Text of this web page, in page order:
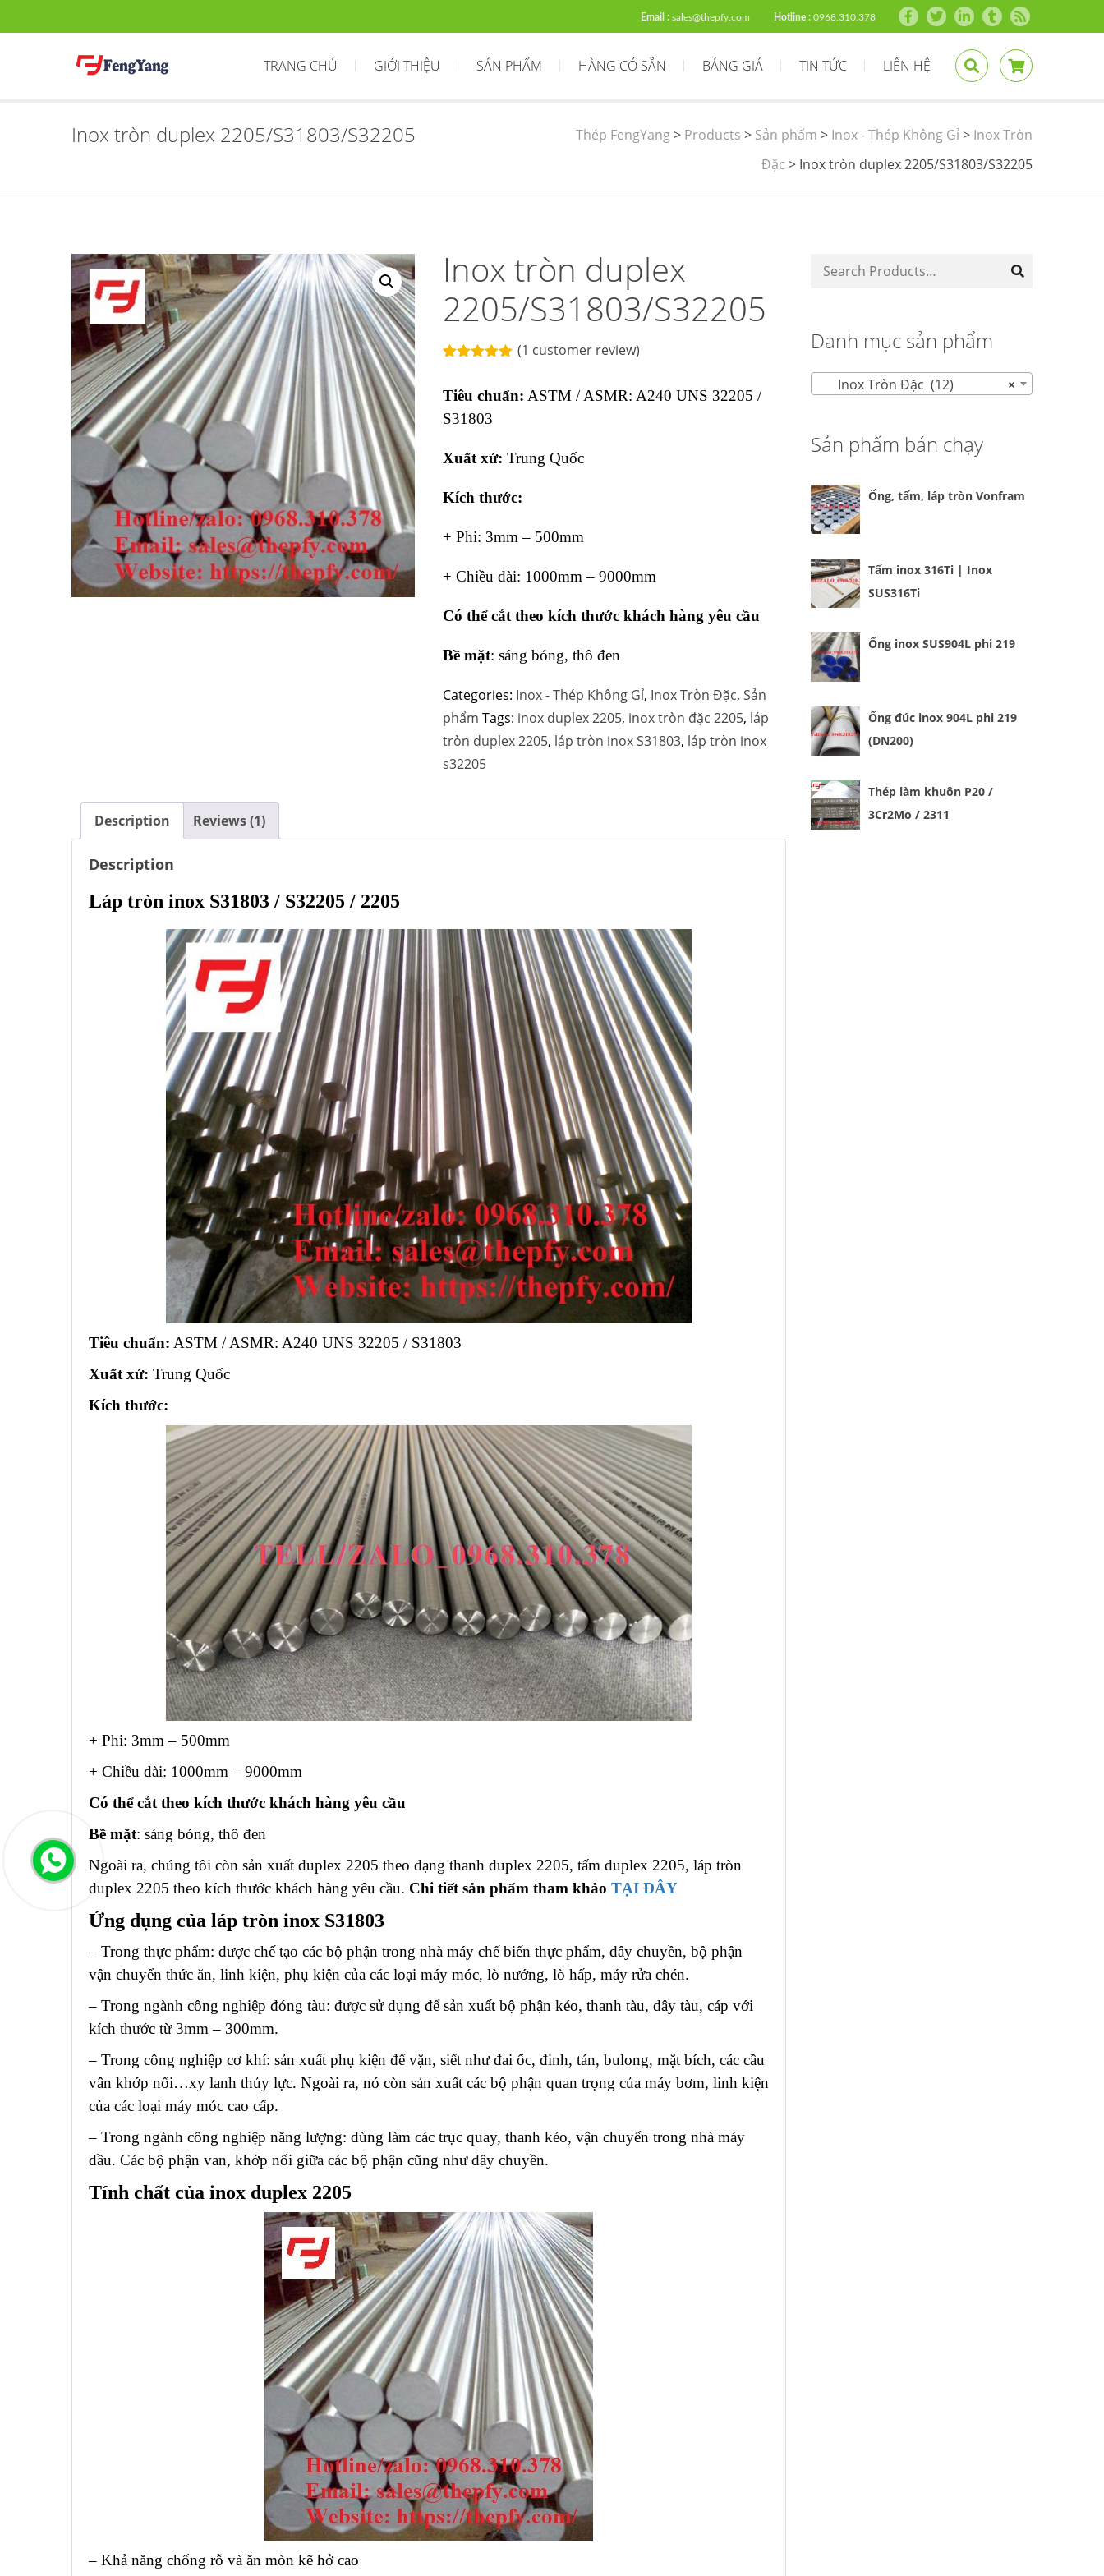
Email : sales@thepfy.com Hotline : 0968.310.378
TRANG CHỦ GIỚI THIỆU SẢN PHẨM HÀNG CÓ SẴN BẢNG GIÁ TIN TỨC LIÊN HỆ
Inox tròn duplex 2205/S31803/S32205 Thép FengYang> Products > Sản phẩm > Inox - Thép Không Gỉ> Inox Tròn
Đặc > Inox tròn duplex 2205/S31803/S32205
Inox tròn duplex
2205/S31803/S32205
based on
rating
(1 customer review)
Tiêu chuẩn: ASTM / ASMR: A240 UNS 32205 /
S31803
Xuất xứ: Trung Quốc
Kích thước:
+ Phi: 3mm – 500mm
+ Chiều dài: 1000mm – 9000mm
Có thể cắt theo kích thước khách hàng yêu cầu
Bề mặt: sáng bóng, thô đen
Categories: Inox - Thép Không Gỉ, Inox Tròn Đặc,Sản
phẩm Tags: inox duplex 2205, inox tròn đặc 2205, láp
tròn duplex 2205, láp tròn inox S31803, láp tròn inox
s32205
Description Reviews (1)
Description
Láp tròn inox S31803 / S32205 / 2205
Tiêu chuẩn: ASTM / ASMR: A240 UNS 32205 / S31803
Xuất xứ: Trung Quốc
Kích thước:
+ Phi: 3mm – 500mm
+ Chiều dài: 1000mm – 9000mm
Có thể cắt theo kích thước khách hàng yêu cầu
Bề mặt: sáng bóng, thô đen
Ngoài ra, chúng tôi còn sản xuất duplex 2205 theo dạng thanh duplex 2205, tấm duplex 2205, láp tròn
duplex 2205 theo kích thước khách hàng yêu cầu. Chi tiết sản phẩm tham khảo TẠI ĐÂY
Ứng dụng của láp tròn inox S31803
– Trong thực phẩm: được chế tạo các bộ phận trong nhà máy chế biến thực phẩm, dây chuyền, bộ phận
vận chuyển thức ăn, linh kiện, phụ kiện của các loại máy móc, lò nướng, lò hấp, máy rửa chén.
– Trong ngành công nghiệp đóng tàu: được sử dụng để sản xuất bộ phận kéo, thanh tàu, dây tàu, cáp với
kích thước từ 3mm – 300mm.
– Trong công nghiệp cơ khí: sản xuất phụ kiện để vặn, siết như đai ốc, đinh, tán, bulong, mặt bích, các cầu
vân khớp nối…xy lanh thủy lực. Ngoài ra, nó còn sản xuất các bộ phận quan trọng của máy bơm, linh kiện
của các loại máy móc cao cấp.
– Trong ngành công nghiệp năng lượng: dùng làm các trục quay, thanh kéo, vận chuyển trong nhà máy
dầu. Các bộ phận van, khớp nối giữa các bộ phận cũng như dây chuyền.
Tính chất của inox duplex 2205
– Khả năng chống rỗ và ăn mòn kẽ hở cao
Danh mục sản phẩm
×
Inox Tròn Đặc (12)
Sản phẩm bán chạy
Ống, tấm, láp tròn Vonfram
Tấm inox 316Ti | Inox
SUS316Ti
Ống inox SUS904L phi 219
Ống đúc inox 904L phi 219
(DN200)
Thép làm khuôn P20 /
3Cr2Mo / 2311